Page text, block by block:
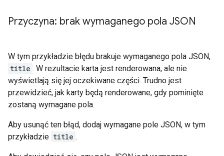
Przyczyna: brak wymaganego pola JSON
W tym przykładzie błędu brakuje wymaganego pola JSON,
title . W rezultacie karta jest renderowana, ale nie
wyświetlają się jej oczekiwane części. Trudno jest
przewidzieć, jak karty będą renderowane, gdy pominięte
zostaną wymagane pola.
Aby usunąć ten błąd, dodaj wymagane pole JSON, w tym
przykładzie title .